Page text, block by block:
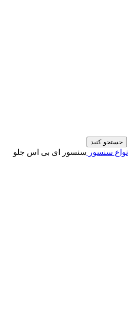
جستجو کنید
انواع سنسور سنسور ای بی اس جلو